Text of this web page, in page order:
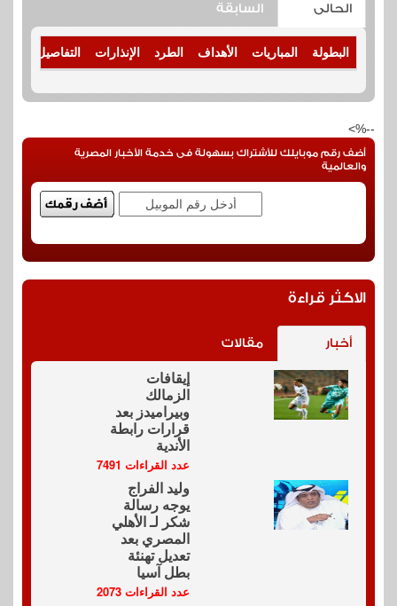
الحالى
السابقة
البطولة المباريات الأهداف الطرد الإنذارات التفاصيل
--%>
أضف رقم موبايلك للأشتراك بسهولة فى خدمة الأخبار المصرية
والعالمية
الاكثر قراءة
أخبار مقالات
إيقافات
الزمالك
وبيراميدز بعد
قرارات رابطة
الأندية
عدد القراءات 7491
وليد الفراج
يوجه رسالة
شكر لـ الأهلي
المصري بعد
تعديل تهنئة
بطل آسيا
عدد القراءات 2073